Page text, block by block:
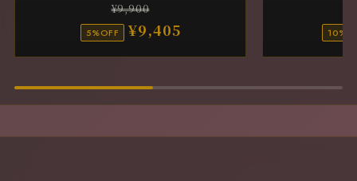
¥9,900
5%OFF ¥9,405